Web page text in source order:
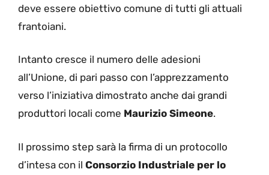
deve essere obiettivo comune di tutti gli attuali
frantoiani.
Intanto cresce il numero delle adesioni
all’Unione, di pari passo con l’apprezzamento
verso l’iniziativa dimostrato anche dai grandi
produttori locali come Maurizio Simeone.
Il prossimo step sarà la firma di un protocollo
d’intesa con il Consorzio Industriale per lo